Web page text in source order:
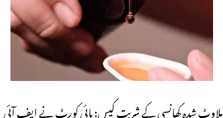
ملاوٹ شدہ کھانسی کے شربت کیس: ہائی کورٹ نے ایف آئی